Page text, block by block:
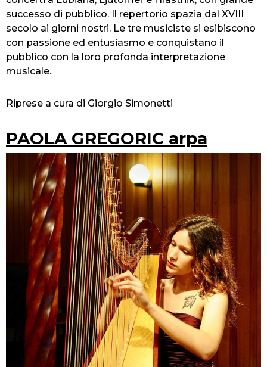
successo di pubblico. Il repertorio spazia dal XVIII
secolo ai giorni nostri. Le tre musiciste si esibiscono
con passione ed entusiasmo e conquistano il
pubblico con la loro profonda interpretazione
musicale.
Riprese a cura di Giorgio Simonetti
PAOLA GREGORIC arpa